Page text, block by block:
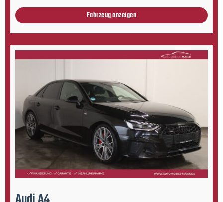
Fahrzeug anzeigen